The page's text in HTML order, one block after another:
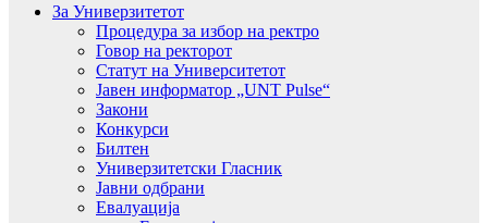
За Универзитетот
Процедура за избор на ректро
Говор на ректорот
Статут на Университетот
Јавен информатор „UNT Pulse“
Закони
Конкурси
Билтен
Универзитетски Гласник
Јавни одбрани
Евалуација